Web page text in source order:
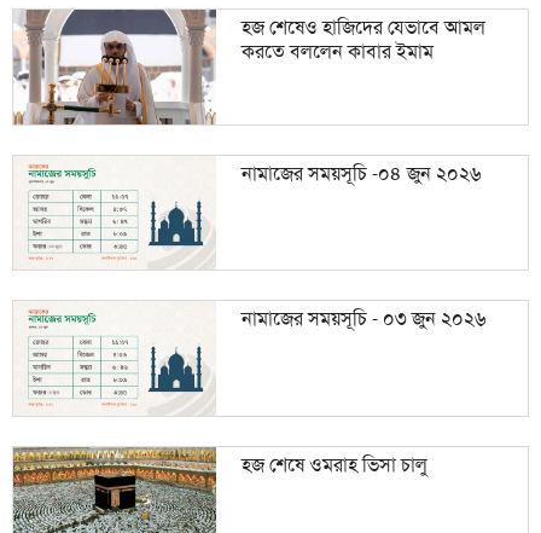
হজ শেষেও হাজিদের যেভাবে আমল
করতে বললেন কাবার ইমাম
নামাজের সময়সূচি -০৪ জুন ২০২৬
নামাজের সময়সূচি - ০৩ জুন ২০২৬
হজ শেষে ওমরাহ ভিসা চালু